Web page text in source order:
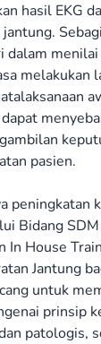
hasil EKG
dalam
melakukan
pasien.
peningkatan
Bidang
In House
Jantung
untuk
prinsip
patologis,